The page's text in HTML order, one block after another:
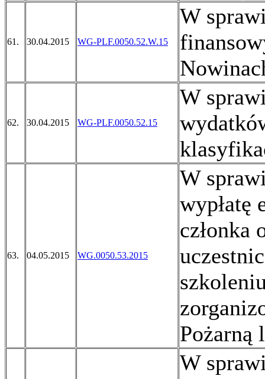
61. 30.04.2015 WG-PLF.0050.52.W.15
W
62. 30.04.2015 WG-PLF.0050.52.15
W
63. 04.05.2015 WG.0050.53.2015
W
wypłatę
członka
Pożarną
W